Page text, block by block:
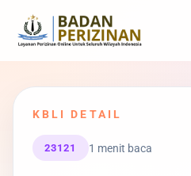
KBLI DETAIL
23121 1 menit baca